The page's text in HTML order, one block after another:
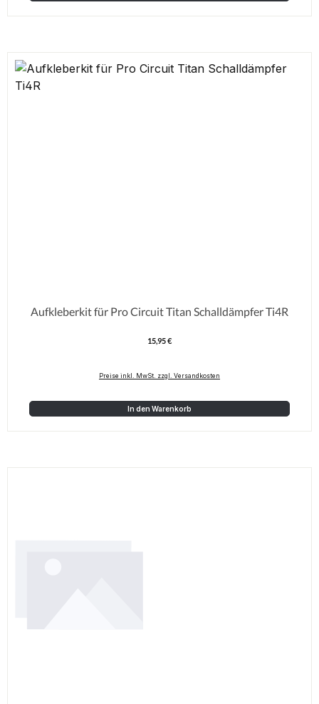
Aufkleberkit für Pro Circuit Titan Schalldämpfer Ti4R
Regulärer Preis:
15,95 €
Preise inkl. MwSt. zzgl. Versandkosten
In den Warenkorb